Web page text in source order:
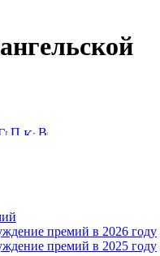
премий в 2026 году
премий в 2025 году